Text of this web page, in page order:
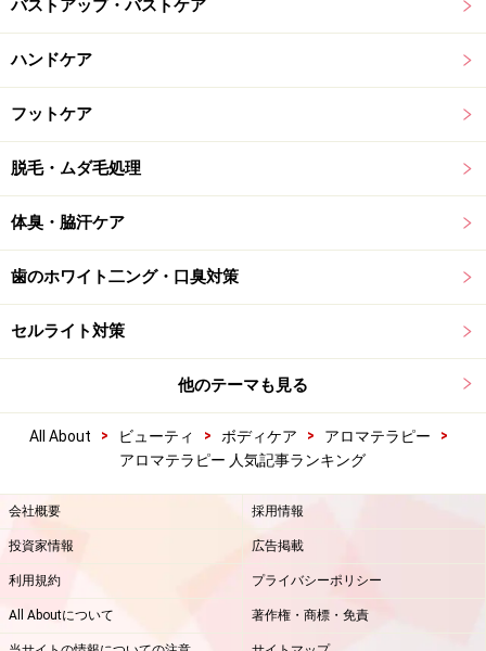
バストアップ・バストケア
ハンドケア
フットケア
脱毛・ムダ毛処理
体臭・脇汗ケア
歯のホワイト二ング・口臭対策
セルライト対策
他のテーマも見る
All About > ビューティ > ボディケア > アロマテラピー
>
アロマテラピー 人気記事ランキング
会社概要 採用情報
投資家情報 広告掲載
利用規約 プライバシーポリシー
All Aboutについて 著作権・商標・免責